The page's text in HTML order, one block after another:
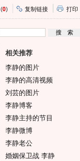
(0) 复制链接 打印
相关推荐
李静的图片
李静的高清视频
刘芸的图片
李静博客
李静主持的节目
李静微博
李静老公
婚姻保卫战 李静